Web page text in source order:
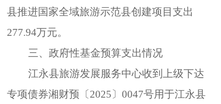
县推进国家全域旅游示范县创建项目支出
277.94万元。
三、政府性基金预算支出情况
江永县旅游发展服务中心收到上级下达
专项债券湘财预〔2025〕 0047号用于江永县